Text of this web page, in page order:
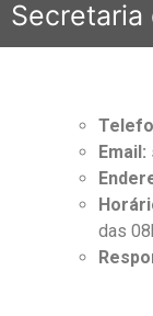
Secretaria
Email:
das